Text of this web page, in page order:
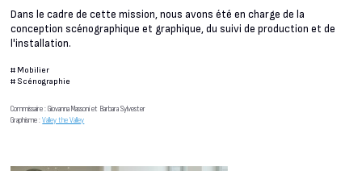
Dans le cadre de cette mission, nous avons été en charge de la
conception scénographique et graphique, du suivi de production et de
l'installation.
# Mobilier
# Scénographie
Commissaire : Giovanna Massoni et Barbara Sylvester
Graphisme :Valley the Valley